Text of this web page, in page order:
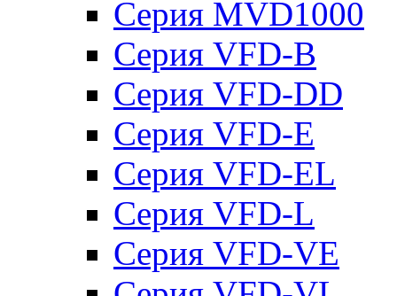
Серия MVD1000
Серия VFD-B
Серия VFD-DD
Серия VFD-E
Серия VFD-EL
Серия VFD-L
Серия VFD-VE